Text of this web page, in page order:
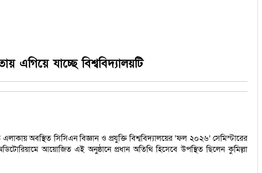
যাচ্ছে বিশ্ববিদ্যালয়টি
অবস্থিত সিসিএন বিজ্ঞান ও প্রযুক্তি বিশ্ববিদ্যালয়ের ‘ফল ২০২৬’ সেমিস্টারের
আয়োজিত এই অনুষ্ঠানে প্রধান অতিথি হিসেবে উপস্থিত ছিলেন কুমিল্লা